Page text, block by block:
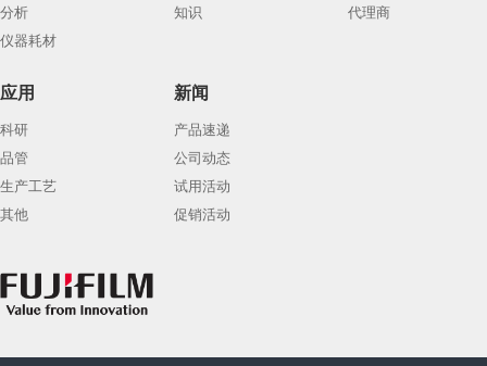
分析
仪器耗材
知识 代理商
应用
科研
品管
生产工艺
其他
新闻
产品速递
公司动态
试用活动
促销活动